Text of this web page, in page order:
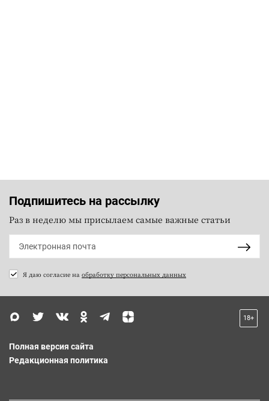
Подпишитесь на рассылку
Раз в неделю мы присылаем самые важные статьи
Я даю согласие на обработку персональных данных
18+
Полная версия сайта
Редакционная политика